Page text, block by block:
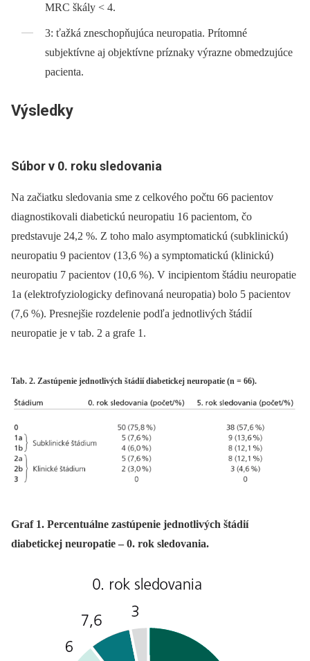
MRC škály < 4.
3: ťažká zneschopňujúca neuropatia. Prítomné
subjektívne aj objektívne príznaky výrazne obmedzujúce
pacienta.
Výsledky
Súbor v 0. roku sledovania
Na začiatku sledovania sme z celkového počtu 66 pacientov
diagnostikovali diabetickú neuropatiu 16 pacientom, čo
predstavuje 24,2 %. Z toho malo asymptomatickú (subklinickú)
neuropatiu 9 pacientov (13,6 %) a symptomatickú (klinickú)
neuropatiu 7 pacientov (10,6 %). V incipientom štádiu neuropatie
1a (elektrofyziologicky definovaná neuropatia) bolo 5 pacientov
(7,6 %). Presnejšie rozdelenie podľa jednotlivých štádií
neuropatie je v tab. 2 a grafe 1.
Tab. 2. Zastúpenie jednotlivých štádií diabetickej neuropatie (n = 66).
Graf 1. Percentuálne zastúpenie jednotlivých štádií
diabetickej neuropatie – 0. rok sledovania.